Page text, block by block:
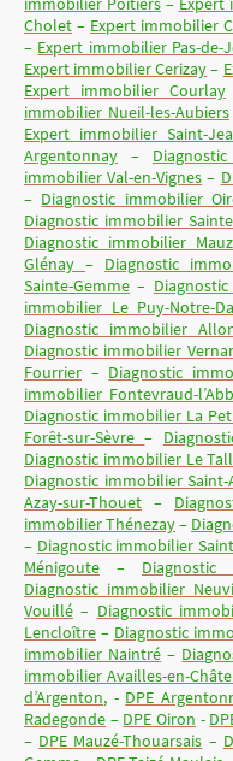
Cholet – Expert immobilier
– Expert immobilier Pas-de-
Expert immobilier Cerizay–
Expert immobilier Courlay
immobilier Nueil-les-Aubiers
Expert immobilier Saint-
Argentonnay –
immobilier Val-en-Vignes –
– Diagnostic immobilier
Diagnostic immobilier
Diagnostic immobilier
Glénay – Diagnostic
Sainte-Gemme –
immobilier Le Puy-Notre-
Diagnostic immobilier
Diagnostic immobilier
Fourrier – Diagnostic
immobilier Fontevraud-
Diagnostic immobilier La
Forêt-sur-Sèvre–
Diagnostic immobilier Le
Diagnostic immobilier
Azay-sur-Thouet –
immobilier Thénezay–
– Diagnostic immobilier
Ménigoute – Diagnostic
Diagnostic immobilier
Vouillé – Diagnostic
Lencloître – Diagnostic
immobilier Naintré –
immobilier Availles-en-
d’Argenton, - DPE
Radegonde – DPE Oiron -
– DPE Mauzé-Thouarsais –